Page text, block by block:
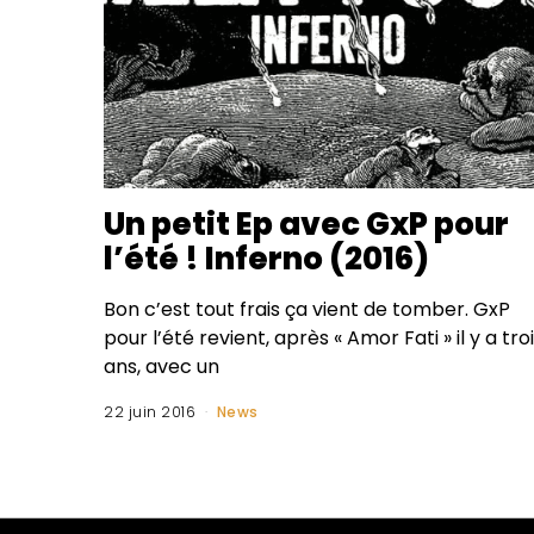
Un petit Ep avec GxP pour
l’été ! Inferno (2016)
Bon c’est tout frais ça vient de tomber. GxP
pour l’été revient, après « Amor Fati » il y a
ans, avec un
22 juin 2016 News